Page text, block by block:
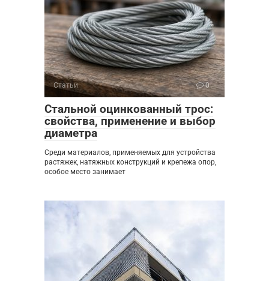
Статьи 0
Стальной оцинкованный трос:
свойства, применение и выбор
диаметра
Среди материалов, применяемых для устройства
растяжек, натяжных конструкций и крепежа опор,
особое место занимает